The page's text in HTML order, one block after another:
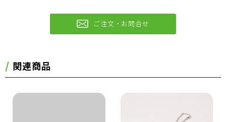
ご注文・お問合せ
関連商品